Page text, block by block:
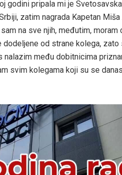
godini pripala mi je
zatim nagrada Kapetan
na sve njih, međutim, moram
dodeljene od strane kolega, zato
nalazim među dobitnicima
svim kolegama koji su se